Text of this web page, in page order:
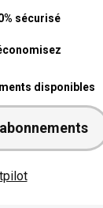
sécurisé
disponibles